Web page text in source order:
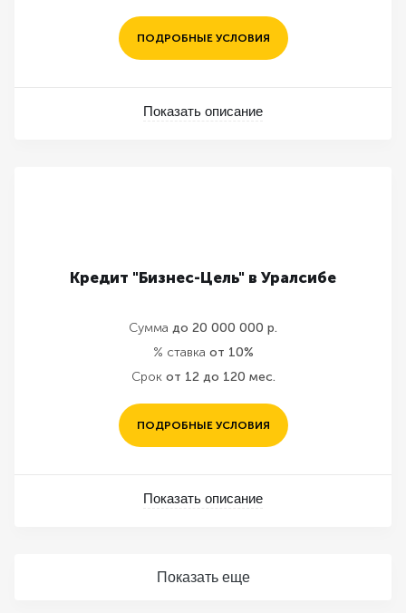
ПОДРОБНЫЕ УСЛОВИЯ
Показать описание
Кредит "Бизнес-Цель" в Уралсибе
Сумма до 20 000 000 р.
% ставка от 10%
Срок от 12 до 120 мес.
ПОДРОБНЫЕ УСЛОВИЯ
Показать описание
Показать еще